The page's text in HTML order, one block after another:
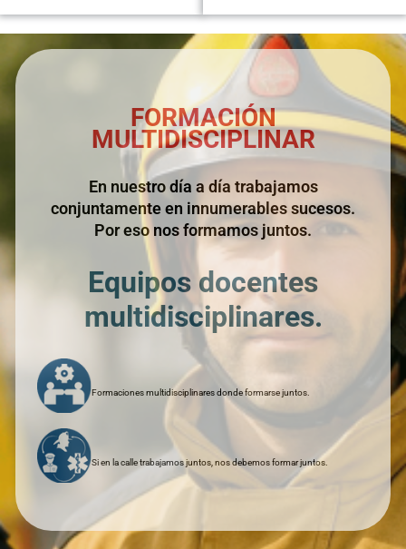
FORMACIÓN
MULTIDISCIPLINAR
En nuestro día a día trabajamos
conjuntamente en innumerables sucesos.
Por eso nos formamos juntos.
Equipos docentes
multidisciplinares.
Formaciones multidisciplinares donde formarse juntos.
Si en la calle trabajamos juntos, nos debemos formar juntos.